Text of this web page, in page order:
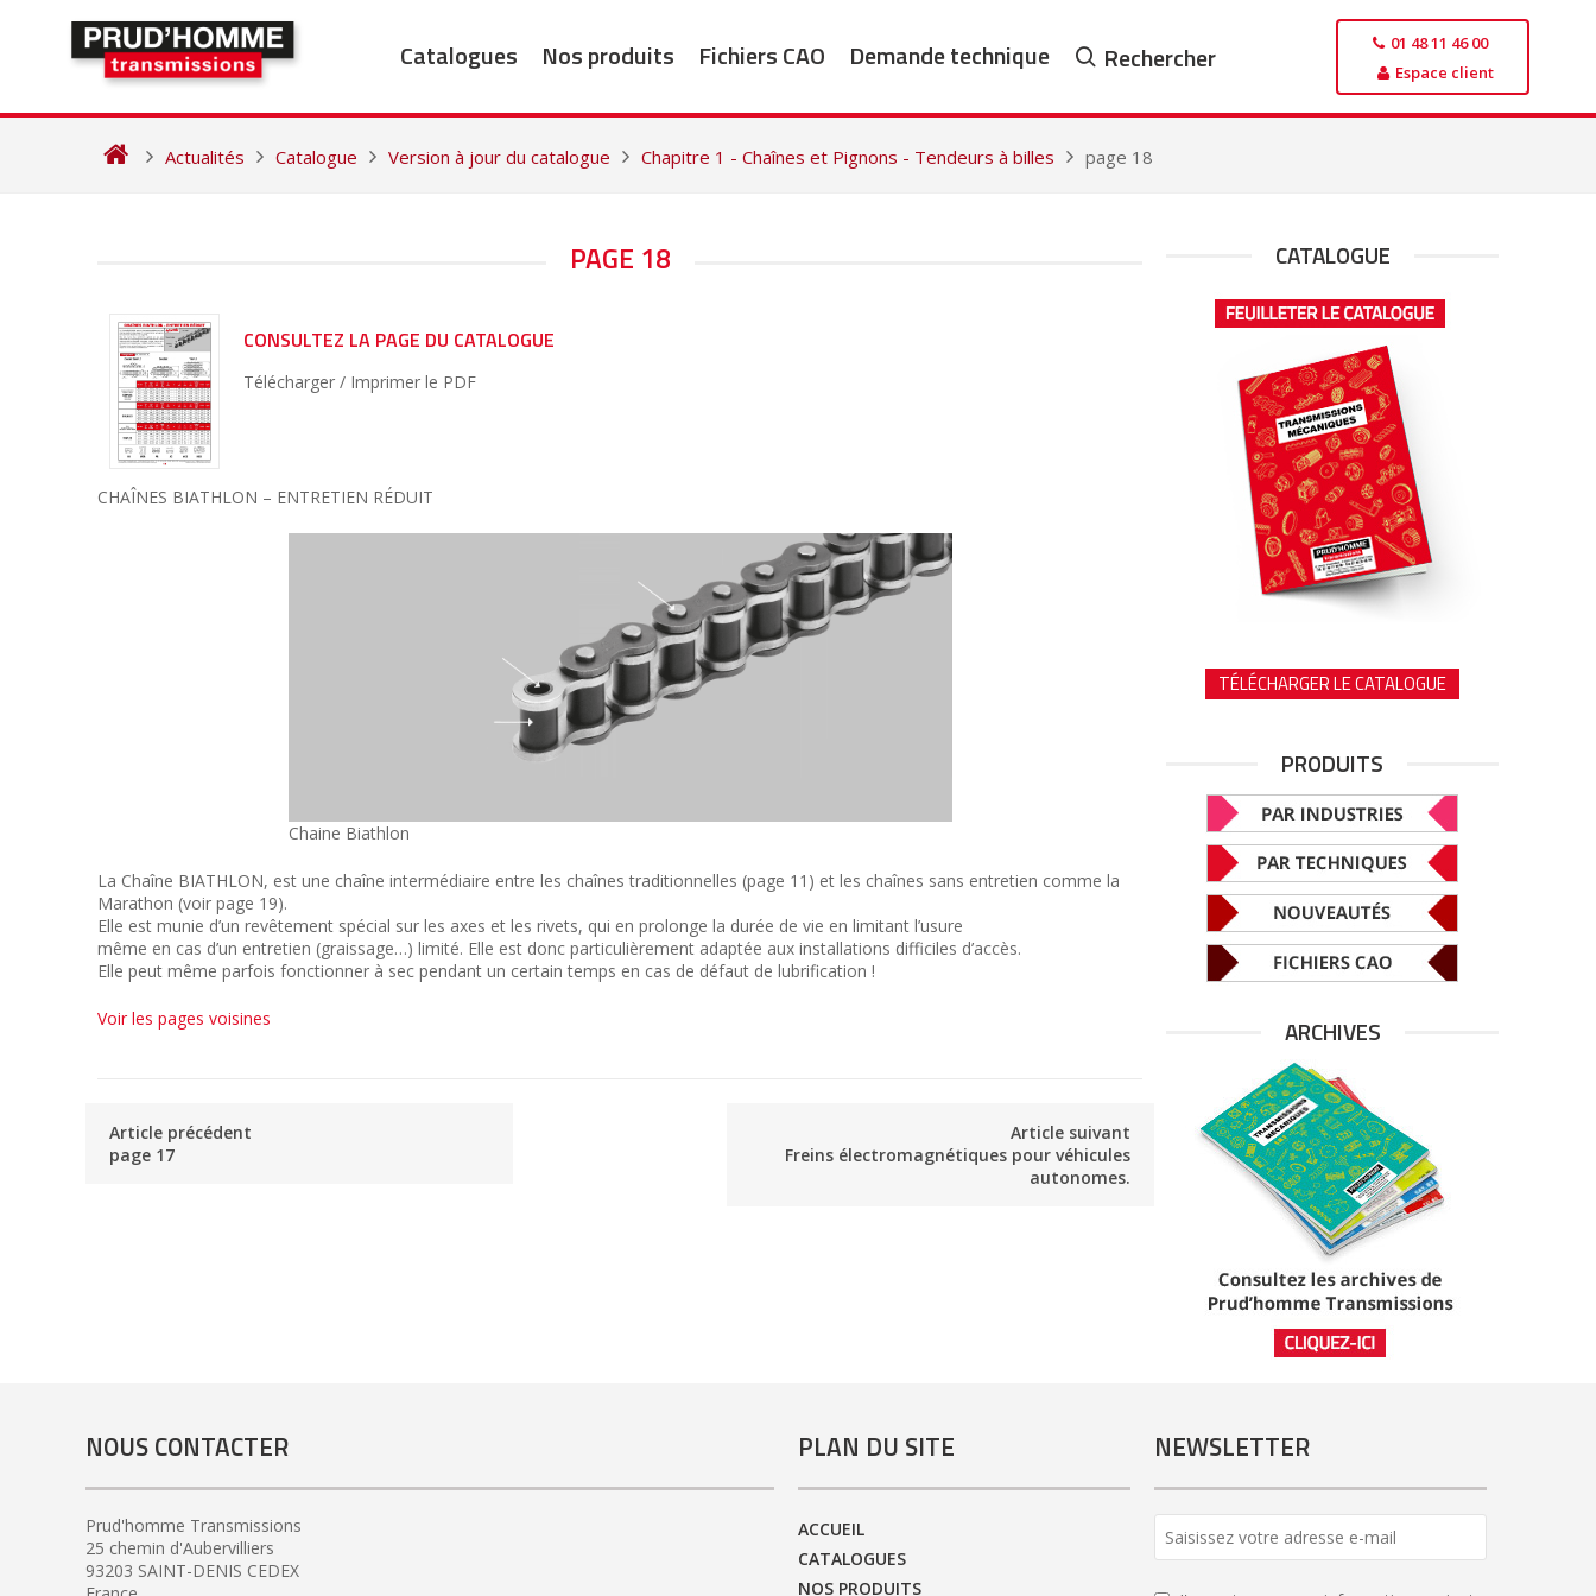
Catalogues Nos produits Fichiers CAO Demande technique Rechercher
01 48 11 46 00
Espace client
Actualités Catalogue Version à jour du catalogue Chapitre 1 - Chaînes et Pignons - Tendeurs à billes page 18
PAGE 18
CONSULTEZ LA PAGE DU CATALOGUE
Télécharger / Imprimer le PDF
CHAÎNES BIATHLON – ENTRETIEN RÉDUIT
Chaine Biathlon
La Chaîne BIATHLON, est une chaîne intermédiaire entre les chaînes traditionnelles (page 11) et les chaînes sans entretien comme la
Marathon (voir page 19).
Elle est munie d’un revêtement spécial sur les axes et les rivets, qui en prolonge la durée de vie en limitant l’usure
même en cas d’un entretien (graissage…) limité. Elle est donc particulièrement adaptée aux installations difficiles d’accès.
Elle peut même parfois fonctionner à sec pendant un certain temps en cas de défaut de lubrification !
Voir les pages voisines
L’ARTICLE
Article précédent
page 17
Article suivant
Freins électromagnétiques pour véhicules
autonomes.
CATALOGUE
TÉLÉCHARGER LE CATALOGUE
PRODUITS
ARCHIVES
NOUS CONTACTER
Prud'homme Transmissions
25 chemin d'Aubervilliers
93203 SAINT-DENIS CEDEX
PLAN DU SITE
ACCUEIL
CATALOGUES
NOS PRODUITS
NEWSLETTER